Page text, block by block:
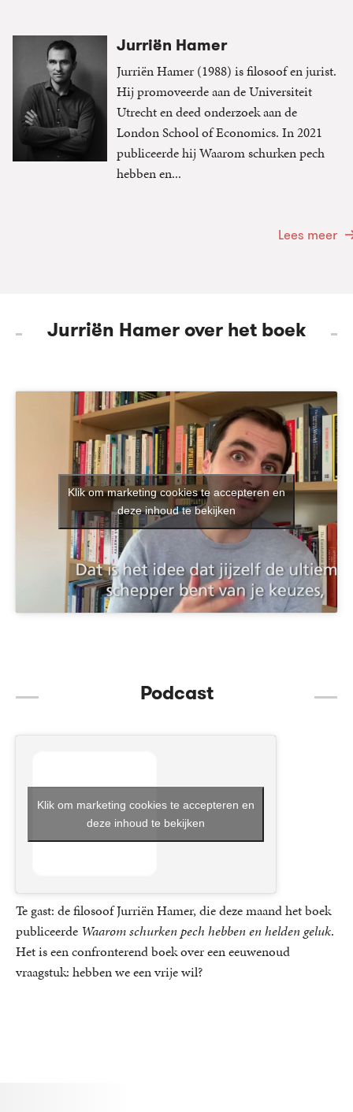
Jurriën Hamer
Jurriën Hamer (1988) is filosoof en jurist.
Hij promoveerde aan de Universiteit
Utrecht en deed onderzoek aan de
London School of Economics. In 2021
publiceerde hij Waarom schurken pech
hebben en...
Lees meer
Jurriën Hamer over het boek
Klik om marketing cookies te accepteren en
deze inhoud te bekijken
Podcast
Klik om marketing cookies te accepteren en
deze inhoud te bekijken
Te gast: de filosoof Jurriën Hamer, die deze maand het boek
publiceerde Waarom schurken pech hebben en helden geluk.
Het is een confronterend boek over een eeuwenoud
vraagstuk: hebben we een vrije wil?